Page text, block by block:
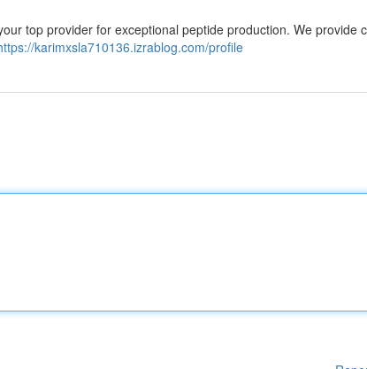
top provider for exceptional peptide production. We provide
karimxsla710136.izrablog.com/profile